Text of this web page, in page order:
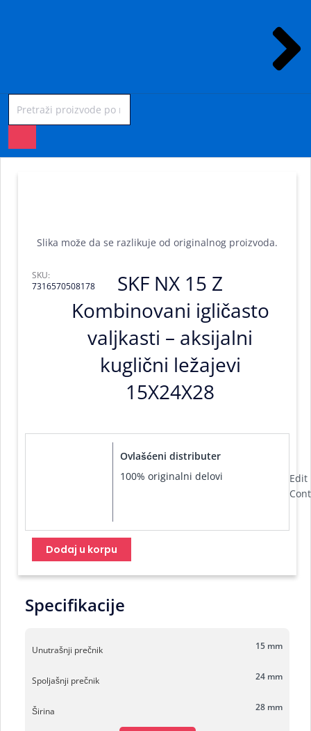
search
Slika može da se razlikuje od originalnog proizvoda.
SKF NX 15 Z
Kombinovani igličasto
valjkasti – aksijalni
kuglični ležajevi
15X24X28
SKU:
7316570508178
Ovlašćeni distributer
100% originalni delovi
Edit
Dodaj u korpu
Specifikacije
Unutrašnji prečnik 15 mm
Spoljašnji prečnik 24 mm
Širina 28 mm